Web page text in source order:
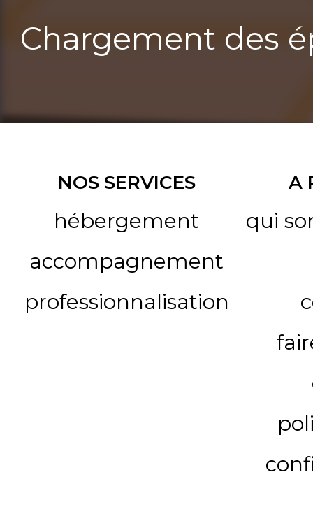
Chargement des
NOS SERVICES
hébergement
accompagnement
professionnalisation
A
qui